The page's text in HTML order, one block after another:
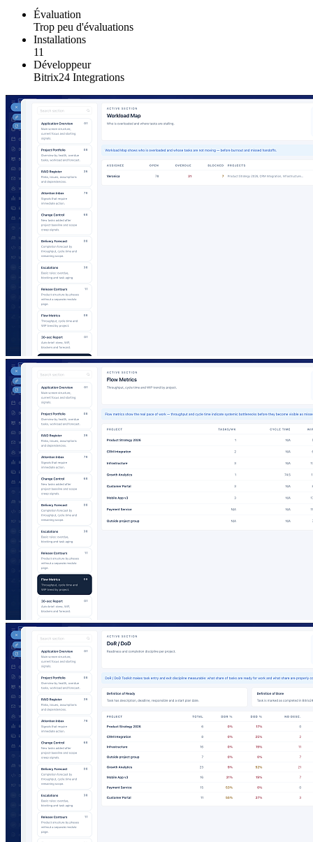
Évaluation
Trop peu d'évaluations
Installations
11
Développeur
Bitrix24 Integrations